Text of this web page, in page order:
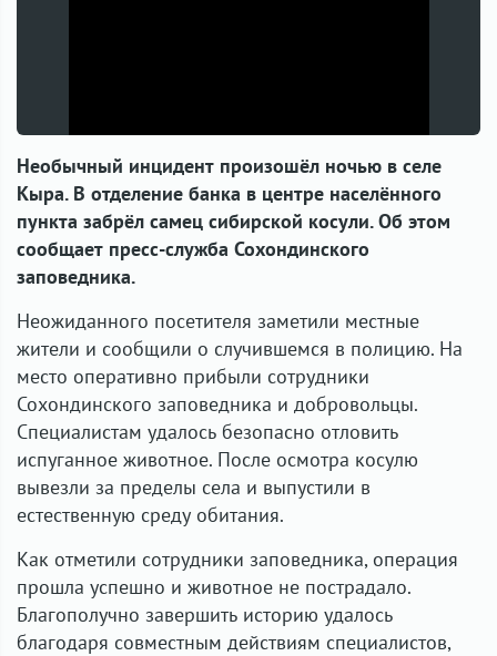
Необычный инцидент произошёл ночью в селе
Кыра. В отделение банка в центре населённого
пункта забрёл самец сибирской косули. Об этом
сообщает пресс-служба Сохондинского
заповедника.
Неожиданного посетителя заметили местные
жители и сообщили о случившемся в полицию. На
место оперативно прибыли сотрудники
Сохондинского заповедника и добровольцы.
Специалистам удалось безопасно отловить
испуганное животное. После осмотра косулю
вывезли за пределы села и выпустили в
естественную среду обитания.
Как отметили сотрудники заповедника, операция
прошла успешно и животное не пострадало.
Благополучно завершить историю удалось
благодаря совместным действиям специалистов,